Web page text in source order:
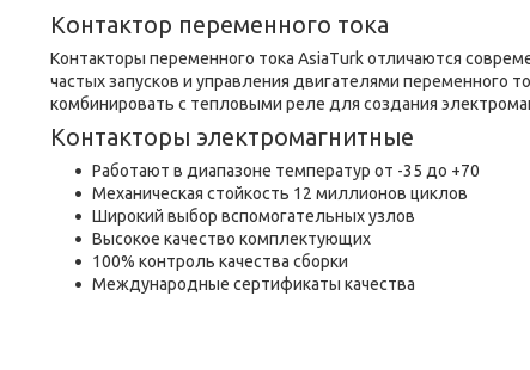
Контактор переменного тока
Контакторы переменного тока AsiaTurk отличаются
частых запусков и управления двигателями переменного
комбинировать с тепловыми реле для создания
Контакторы электромагнитные
Работают в диапазоне температур от -35 до +70
Механическая стойкость 12 миллионов циклов
Широкий выбор вспомогательных узлов
Высокое качество комплектующих
100% контроль качества сборки
Международные сертификаты качества